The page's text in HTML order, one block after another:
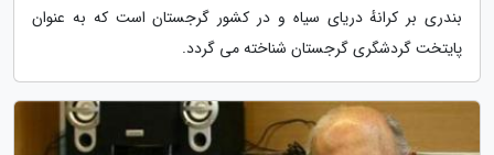
بندری بر کرانهٔ دریای سیاه و در کشور گرجستان است که به عنوان
پایتخت گردشگری گرجستان شناخته می گردد.